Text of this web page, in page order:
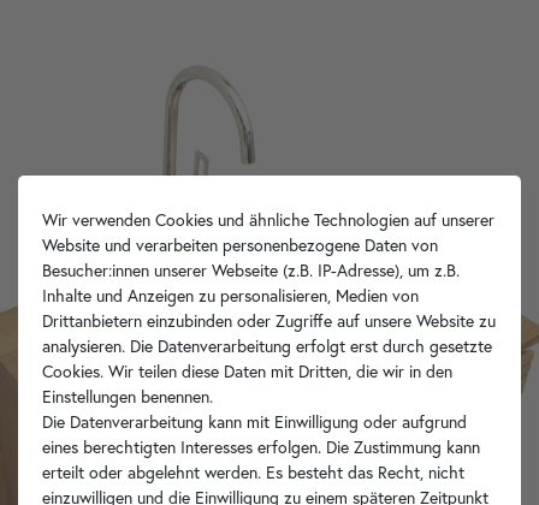
Wir verwenden Cookies und ähnliche Technologien auf unserer
Website und verarbeiten personenbezogene Daten von
Besucher:innen unserer Webseite (z.B. IP-Adresse), um z.B.
Inhalte und Anzeigen zu personalisieren, Medien von
Drittanbietern einzubinden oder Zugriffe auf unsere Website zu
analysieren. Die Datenverarbeitung erfolgt erst durch gesetzte
Cookies. Wir teilen diese Daten mit Dritten, die wir in den
Einstellungen benennen.
Die Datenverarbeitung kann mit Einwilligung oder aufgrund
eines berechtigten Interesses erfolgen. Die Zustimmung kann
erteilt oder abgelehnt werden. Es besteht das Recht, nicht
einzuwilligen und die Einwilligung zu einem späteren Zeitpunkt